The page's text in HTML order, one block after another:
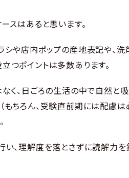
スはあると思います。
や店内ポップの産地表記や、
つポイントは多数あります。
く、日ごろの生活の中で自然と吸
ちろん、受験直前期には配慮
い、理解度を落とさずに読解力